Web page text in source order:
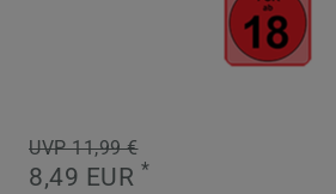
UVP 11,99 €
8,49 EUR *